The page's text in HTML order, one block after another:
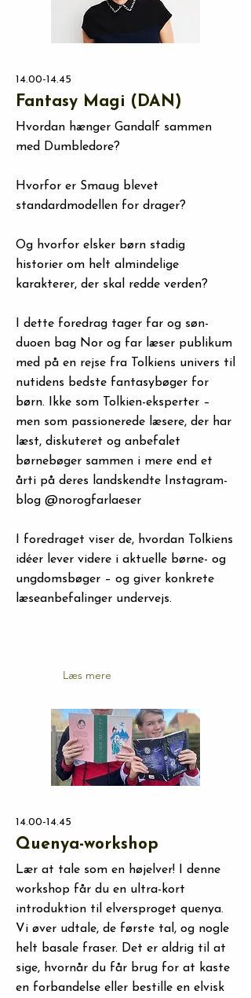
14.00-14.45
Fantasy Magi (DAN)
Hvordan hænger Gandalf sammen
med Dumbledore?
Hvorfor er Smaug blevet
standardmodellen for drager?
Og hvorfor elsker børn stadig
historier om helt almindelige
karakterer, der skal redde verden?
I dette foredrag tager far og søn-
duoen bag Nor og far læser publikum
med på en rejse fra Tolkiens univers til
nutidens bedste fantasybøger for
børn. Ikke som Tolkien-eksperter –
men som passionerede læsere, der har
læst, diskuteret og anbefalet
børnebøger sammen i mere end et
årti på deres landskendte Instagram-
blog @norogfarlaeser
I foredraget viser de, hvordan Tolkiens
idéer lever videre i aktuelle børne- og
ungdomsbøger – og giver konkrete
læseanbefalinger undervejs.
Læs mere
14.00-14.45
Quenya-workshop
Lær at tale som en højelver! I denne
workshop får du en ultra-kort
introduktion til elversproget quenya.
Vi øver udtale, de første tal, og nogle
helt basale fraser. Det er aldrig til at
sige, hvornår du får brug for at kaste
en forbandelse eller bestille en elvisk